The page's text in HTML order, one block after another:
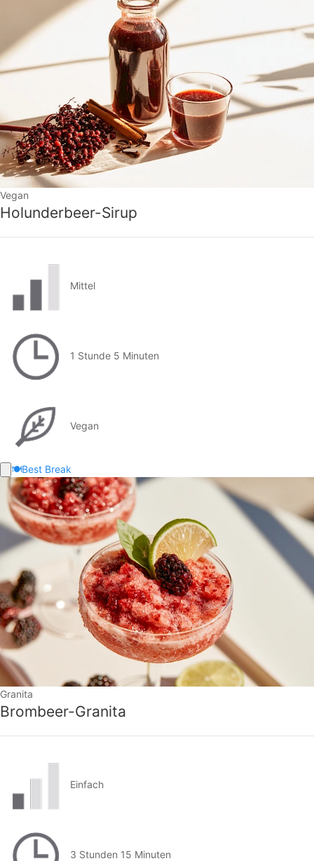
Vegan
Holunderbeer-Sirup
Mittel
1 Stunde 5 Minuten
Vegan
🍽️Best Break
Granita
Brombeer-Granita
Einfach
3 Stunden 15 Minuten